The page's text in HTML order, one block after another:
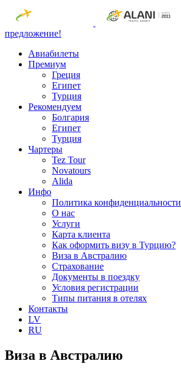
предложение!
Авиабилеты
Премиум
Греция
Египет
Турция
Рекомендуем
Болгария
Египет
Турция
Чартеры
Tez Tour
Novatours
Alida
Инфо
Политика конфиденциальности
О нас
Услуги
Карта клиента
Как оформить визу в Турцию?
Виза в Австралию
Страхование
Документы в поездку
Условия регистрации
Типы питания в отелях
Контакты
LV
RU
Виза в Австралию